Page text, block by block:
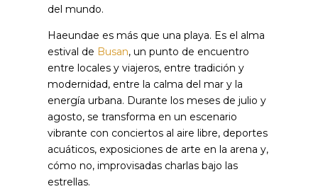
del mundo.
Haeundae es más que una playa. Es el alma
estival de Busan, un punto de encuentro
entre locales y viajeros, entre tradición y
modernidad, entre la calma del mar y la
energía urbana. Durante los meses de julio y
agosto, se transforma en un escenario
vibrante con conciertos al aire libre, deportes
acuáticos, exposiciones de arte en la arena y,
cómo no, improvisadas charlas bajo las
estrellas.